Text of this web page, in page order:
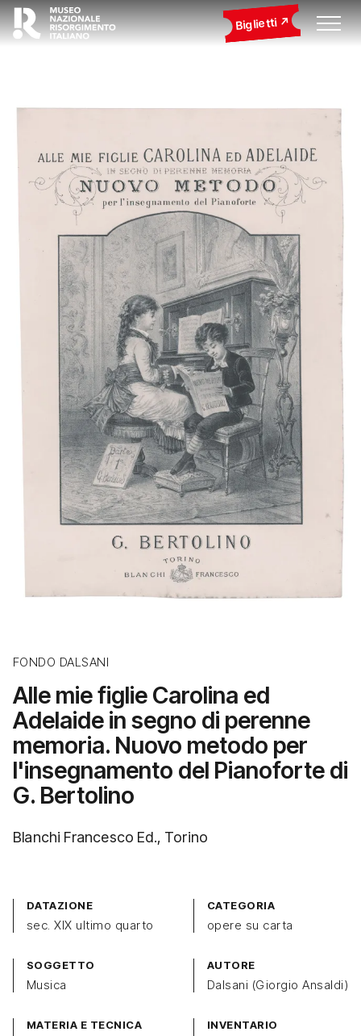
Biglietti
FONDO DALSANI
Alle mie figlie Carolina ed
Adelaide in segno di perenne
memoria. Nuovo metodo per
l'insegnamento del Pianoforte di
G. Bertolino
Blanchi Francesco Ed., Torino
DATAZIONE
sec. XIX ultimo quarto
CATEGORIA
opere su carta
SOGGETTO
Musica
AUTORE
Dalsani (Giorgio Ansaldi)
MATERIA E TECNICA INVENTARIO